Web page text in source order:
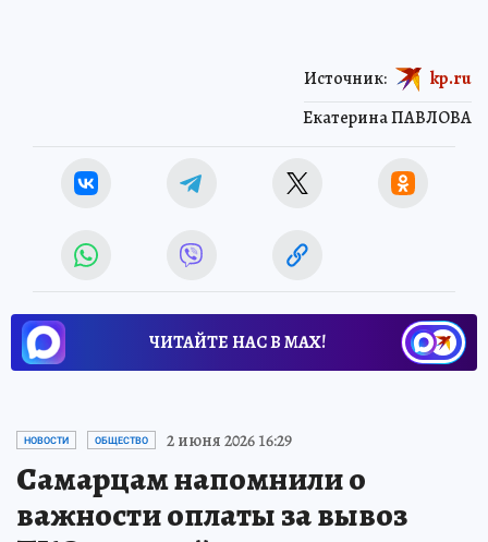
Екатерина ПАВЛОВА
Источник: kp.ru
ЧИТАЙТЕ НАС В МАХ!
НОВОСТИ ОБЩЕСТВО 2 июня 2026 16:29
Самарцам напомнили о
важности оплаты за вывоз